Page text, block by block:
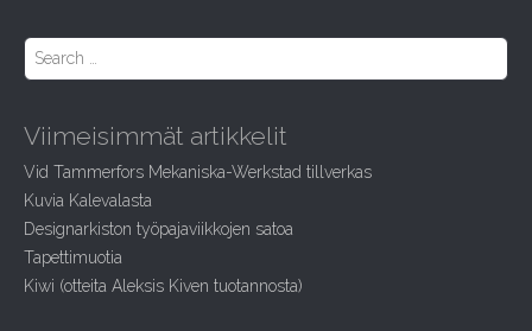
S
c
f
o
r
:
Viimeisimmät artikkelit
Vid Tammerfors Mekaniska-Werkstad tillverkas
Kuvia Kalevalasta
Designarkiston työpajaviikkojen satoa
Tapettimuotia
Kiwi (otteita Aleksis Kiven tuotannosta)